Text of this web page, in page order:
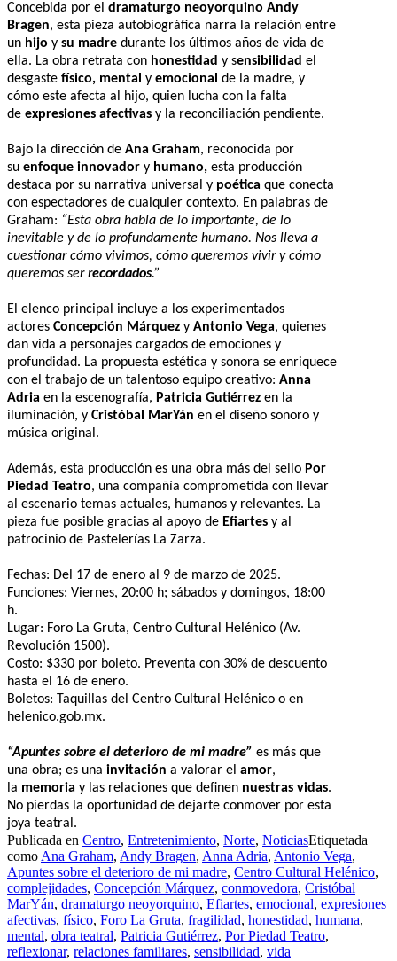
Concebida por el dramaturgo neoyorquino Andy
Bragen, esta pieza autobiográfica narra la relación entre
un hijo y su madre durante los últimos años de vida de
ella. La obra retrata con honestidad y sensibilidad el
desgaste físico, mental y emocional de la madre, y
cómo este afecta al hijo, quien lucha con la falta
de expresiones afectivas y la reconciliación pendiente.
Bajo la dirección de Ana Graham, reconocida por
su enfoque innovador y humano, esta producción
destaca por su narrativa universal y poética que conecta
con espectadores de cualquier contexto. En palabras de
Graham: “Esta obra habla de lo importante, de lo
inevitable y de lo profundamente humano. Nos lleva a
cuestionar cómo vivimos, cómo queremos vivir y cómo
queremos ser recordados.”
El elenco principal incluye a los experimentados
actores Concepción Márquez y Antonio Vega, quienes
dan vida a personajes cargados de emociones y
profundidad. La propuesta estética y sonora se enriquece
con el trabajo de un talentoso equipo creativo: Anna
Adria en la escenografía, Patricia Gutiérrez en la
iluminación, y Cristóbal MarYán en el diseño sonoro y
música original.
Además, esta producción es una obra más del sello Por
Piedad Teatro, una compañía comprometida con llevar
al escenario temas actuales, humanos y relevantes. La
pieza fue posible gracias al apoyo de Efiartes y al
patrocinio de Pastelerías La Zarza.
Fechas: Del 17 de enero al 9 de marzo de 2025.
Funciones: Viernes, 20:00 h; sábados y domingos, 18:00
h.
Lugar: Foro La Gruta, Centro Cultural Helénico (Av.
Revolución 1500).
Costo: $330 por boleto. Preventa con 30% de descuento
hasta el 16 de enero.
Boletos: Taquillas del Centro Cultural Helénico o en
helenico.gob.mx.
“Apuntes sobre el deterioro de mi madre” es más que
una obra; es una invitación a valorar el amor,
la memoria y las relaciones que definen nuestras vidas.
No pierdas la oportunidad de dejarte conmover por esta
joya teatral.
Publicada en Centro, Entretenimiento, Norte, NoticiasEtiquetada
comoAna Graham, Andy Bragen, Anna Adria, Antonio Vega,
Apuntes sobre el deterioro de mi madre, Centro Cultural Helénico,
complejidades, Concepción Márquez, conmovedora, Cristóbal
MarYán, dramaturgo neoyorquino, Efiartes, emocional, expresiones
afectivas, físico, Foro La Gruta, fragilidad, honestidad, humana,
mental, obra teatral, Patricia Gutiérrez, Por Piedad Teatro,
reflexionar, relaciones familiares, sensibilidad, vida